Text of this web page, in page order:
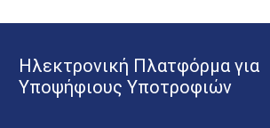
Ηλεκτρονική Πλατφόρμα για
Υποψήφιους Υποτροφιών